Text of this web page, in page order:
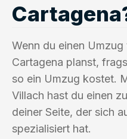
Wenn du einen
Cartagena planst,
so ein Umzug kostet.
Villach hast du einen
deiner Seite, der sich
spezialisiert hat.